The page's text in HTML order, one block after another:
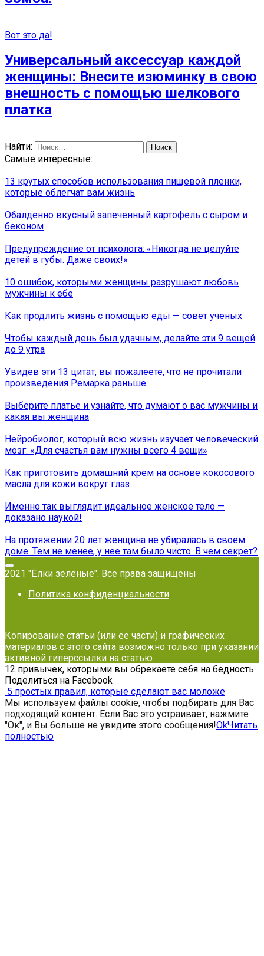
Вот это да!
Универсальный аксессуар каждой
женщины: Внесите изюминку в свою
внешность с помощью шелкового
платка
Найти:
Самые интересные:
13 крутых способов использования пищевой пленки,
которые облегчат вам жизнь
Обалденно вкусный запеченный картофель с сыром и
беконом
Предупреждение от психолога: «Никогда не целуйте
детей в губы. Даже своих!»
10 ошибок, которыми женщины разрушают любовь
мужчины к ебе
Как продлить жизнь с помощью еды — совет ученых
Чтобы каждый день был удачным, делайте эти 9 вещей
до 9 утра
Увидев эти 13 цитат, вы пожалеете, что не прочитали
произведения Ремарка раньше
Выберите платье и узнайте, что думают о вас мужчины и
какая вы женщина
Нейробиолог, который всю жизнь изучает человеческий
мозг: «Для счастья вам нужны всего 4 вещи»
Как приготовить домашний крем на основе кокосового
масла для кожи вокруг глаз
Именно так выглядит идеальное женское тело —
доказано наукой!
На протяжении 20 лет женщина не убиралась в своем
доме. Тем не менее, у нее там было чисто. В чем секрет?
2021 "Ёлки зелёные". Все права защищены
Политика конфиденциальности
Копирование статьи (или ее части) и графических
материалов с этого сайта возможно только при указании
активной гиперссылки на статью
12 привычек, которыми вы обрекаете себя на бедность
Поделиться на Facebook
5 простых правил, которые сделают вас моложе
Мы используем файлы cookie, чтобы подбирать для Вас
подходящий контент. Если Вас это устраивает, нажмите
"Ок", и Вы больше не увидите этого сообщения!OkЧитать
полностью